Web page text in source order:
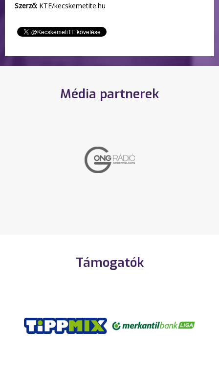
Szerző: KTE/kecskemetite.hu
Média partnerek
Támogatók